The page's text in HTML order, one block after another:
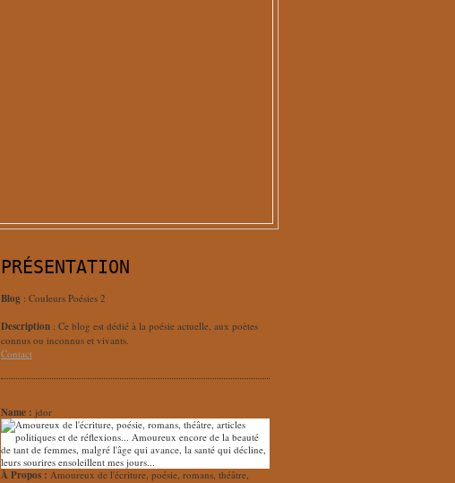
PRÉSENTATION
Blog : Couleurs Poésies 2
Description : Ce blog est dédié à la poésie actuelle, aux poètes
connus ou inconnus et vivants.
Contact
Name : jdor
À Propos : Amoureux de l'écriture, poésie, romans, théâtre,